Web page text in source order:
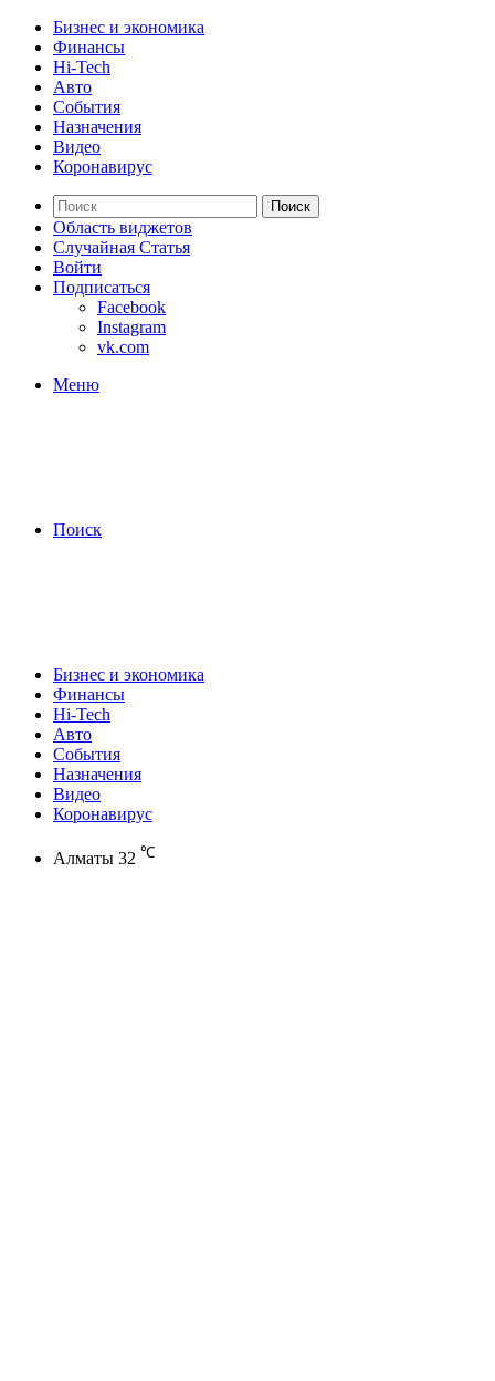
Бизнес и экономика
Финансы
Hi-Tech
Авто
События
Назначения
Видео
Коронавирус
Поиск
Область виджетов
Случайная Статья
Войти
Подписаться
Facebook
Instagram
vk.com
Меню
Поиск
Бизнес и экономика
Финансы
Hi-Tech
Авто
События
Назначения
Видео
Коронавирус
Алматы 32 ℃